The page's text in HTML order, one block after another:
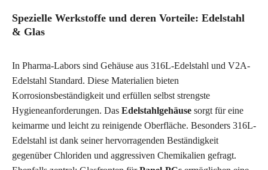
Spezielle Werkstoffe und deren Vorteile: Edelstahl
& Glas
In Pharma-Labors sind Gehäuse aus 316L-Edelstahl und V2A-
Edelstahl Standard. Diese Materialien bieten
Korrosionsbeständigkeit und erfüllen selbst strengste
Hygieneanforderungen. Das Edelstahlgehäuse sorgt für eine
keimarme und leicht zu reinigende Oberfläche. Besonders 316L-
Edelstahl ist dank seiner hervorragenden Beständigkeit
gegenüber Chloriden und aggressiven Chemikalien gefragt.